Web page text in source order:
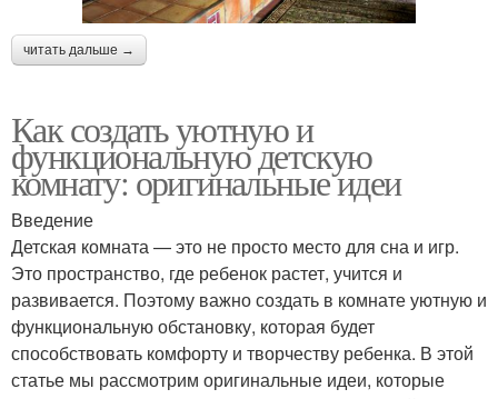
читать дальше →
Как создать уютную и
функциональную детскую
комнату: оригинальные идеи
Введение
Детская комната — это не просто место для сна и игр.
Это пространство, где ребенок растет, учится и
развивается. Поэтому важно создать в комнате уютную и
функциональную обстановку, которая будет
способствовать комфорту и творчеству ребенка. В этой
статье мы рассмотрим оригинальные идеи, которые